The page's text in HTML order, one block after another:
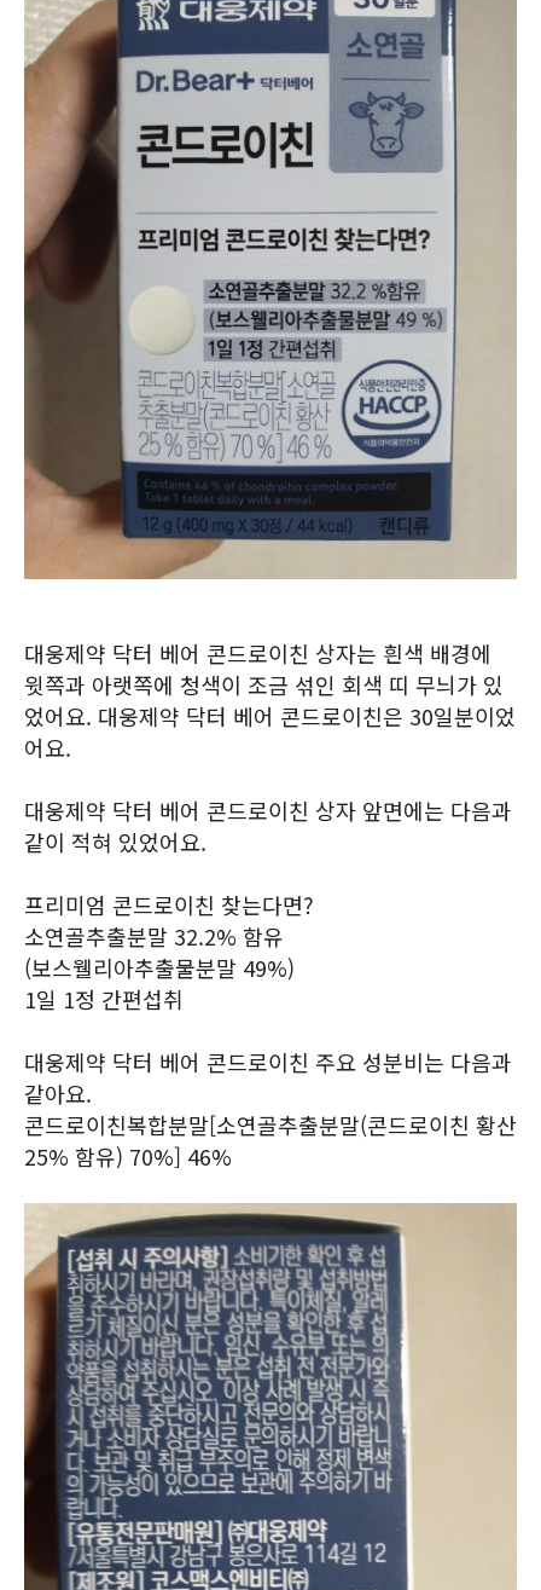
대웅제약 닥터 베어 콘드로이친 상자는 흰색 배경에
윗쪽과 아랫쪽에 청색이 조금 섞인 회색 띠 무늬가 있
었어요. 대웅제약 닥터 베어 콘드로이친은 30일분이었
어요.
대웅제약 닥터 베어 콘드로이친 상자 앞면에는 다음과
같이 적혀 있었어요.
프리미엄 콘드로이친 찾는다면?
소연골추출분말 32.2% 함유
(보스웰리아추출물분말 49%)
1일 1정 간편섭취
대웅제약 닥터 베어 콘드로이친 주요 성분비는 다음과
같아요.
콘드로이친복합분말[소연골추출분말(콘드로이친 황산
25% 함유) 70%] 46%